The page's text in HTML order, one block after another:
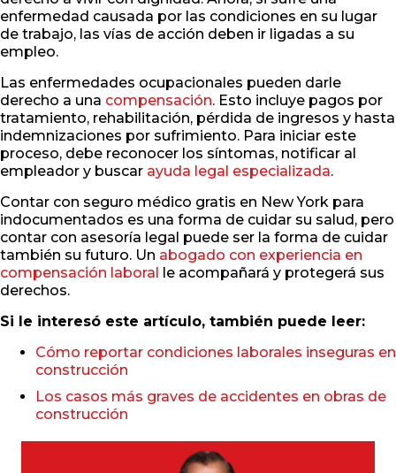
enfermedad causada por las condiciones en su lugar
de trabajo, las vías de acción deben ir ligadas a su
empleo.
Las enfermedades ocupacionales pueden darle
derecho a una compensación. Esto incluye pagos por
tratamiento, rehabilitación, pérdida de ingresos y hasta
indemnizaciones por sufrimiento. Para iniciar este
proceso, debe reconocer los síntomas, notificar al
empleador y buscar ayuda legal especializada.
Contar con seguro médico gratis en New York para
indocumentados es una forma de cuidar su salud, pero
contar con asesoría legal puede ser la forma de cuidar
también su futuro. Un abogado con experiencia en
compensación laboral
le acompañará y protegerá sus
derechos.
Si le interesó este artículo, también puede leer:
Cómo reportar condiciones laborales inseguras en
construcción
Los casos más graves de accidentes en obras de
construcción